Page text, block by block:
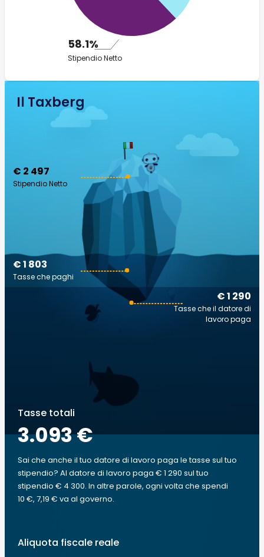
58.1%
Stipendio Netto
Il Taxberg
€ 2 497
Stipendio Netto
€ 1 290
Tasse che il datore di
lavoro paga
€ 1 803
Tasse che paghi
Tasse totali
3.093 €
Sai che anche il tuo datore di lavoro paga le tasse sul tuo
stipendio? Al datore di lavoro paga € 1 290 sul tuo
stipendio € 4 300. In altre parole, ogni volta che spendi
10 €, 7,19 € va al governo.
Aliquota fiscale reale